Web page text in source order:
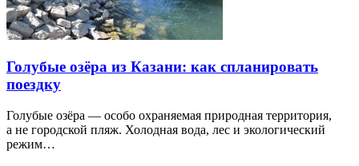
Голубые озёра из Казани: как спланировать
поездку
Голубые озёра — особо охраняемая природная территория,
а не городской пляж. Холодная вода, лес и экологический
режим…